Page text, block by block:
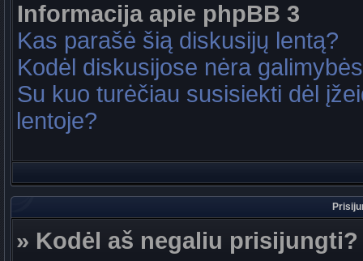
Informacija apie phpBB 3
Kas parašė šią diskusijų lentą?
Kodėl diskusijose nėra
Su kuo turėčiau susisiekti dėl
lentoje?
» Kodėl aš negaliu prisijungti?